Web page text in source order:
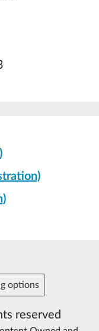
options
reserved